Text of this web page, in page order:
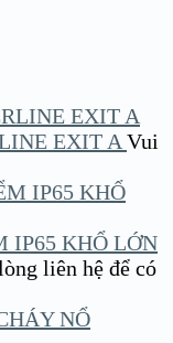
EXIT A Vui
IP65 KHỔ LỚN
liên hệ để có